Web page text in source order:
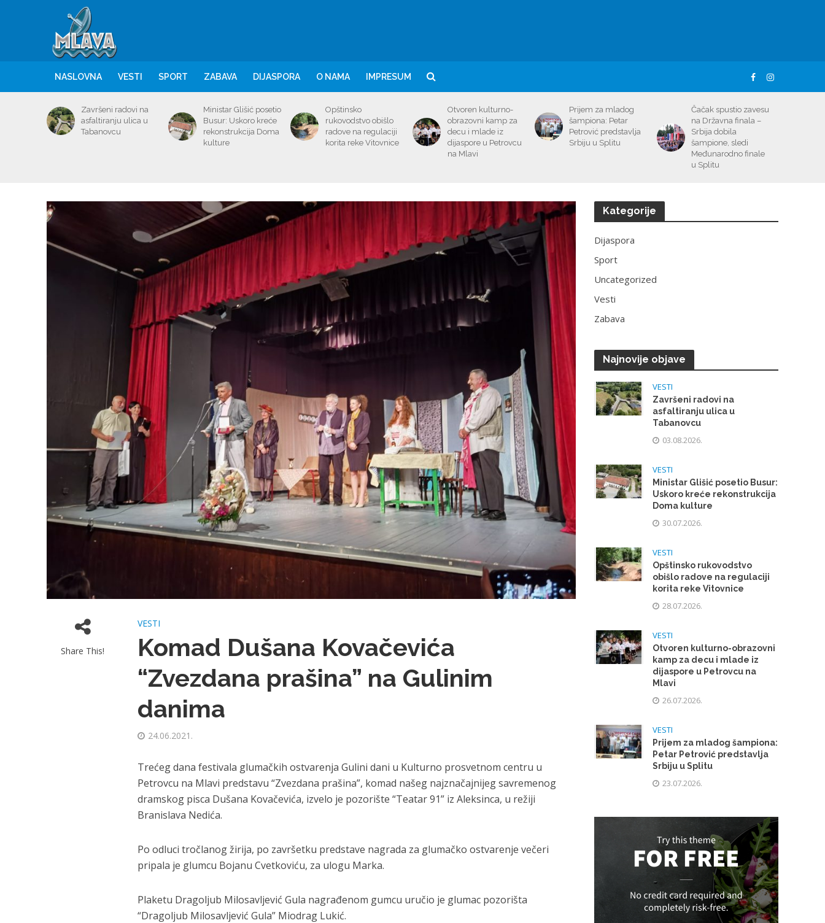
NASLOVNA VESTI SPORT ZABAVA DIJASPORA O NAMA IMPRESUM
Završeni radovi na
asfaltiranju ulica u
Tabanovcu
Ministar Glišić posetio
Busur: Uskoro kreće
rekonstrukcija Doma
kulture
Opštinsko
rukovodstvo obišlo
radove na regulaciji
korita reke Vitovnice
Otvoren kulturno-
obrazovni kamp za
decu i mlade iz
dijaspore u Petrovcu
na Mlavi
Prijem za mladog
šampiona: Petar
Petrović predstavlja
Srbiju u Splitu
Čačak spustio zavesu
na Državna finala –
Srbija dobila
šampione, sledi
Međunarodno finale
u Splitu
Share This!
VESTI
Komad Dušana Kovačevića
“Zvezdana prašina” na Gulinim
danima
24.06.2021.
Trećeg dana festivala glumačkih ostvarenja Gulini dani u Kulturno prosvetnom centru u
Petrovcu na Mlavi predstavu “Zvezdana prašina”, komad našeg najznačajnijeg savremenog
dramskog pisca Dušana Kovačevića, izvelo je pozorište “Teatar 91” iz Aleksinca, u režiji
Branislava Nedića.
Po odluci tročlanog žirija, po završetku predstave nagrada za glumačko ostvarenje večeri
pripala je glumcu Bojanu Cvetkoviću, za ulogu Marka.
Plaketu Dragoljub Milosavljević Gula nagrađenom gumcu uručio je glumac pozorišta
“Dragoljub Milosavljević Gula” Miodrag Lukić.
Kategorije
Dijaspora
Sport
Uncategorized
Vesti
Zabava
Najnovije objave
VESTI
Završeni radovi na
asfaltiranju ulica u
Tabanovcu
03.08.2026.
VESTI
Ministar Glišić posetio Busur:
Uskoro kreće rekonstrukcija
Doma kulture
30.07.2026.
VESTI
Opštinsko rukovodstvo
obišlo radove na regulaciji
korita reke Vitovnice
28.07.2026.
VESTI
Otvoren kulturno-obrazovni
kamp za decu i mlade iz
dijaspore u Petrovcu na
Mlavi
26.07.2026.
VESTI
Prijem za mladog šampiona:
Petar Petrović predstavlja
Srbiju u Splitu
23.07.2026.